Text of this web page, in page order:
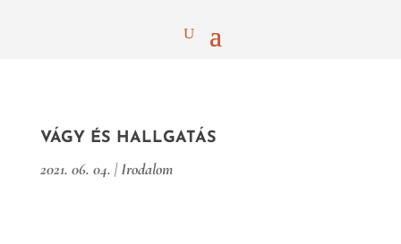
VÁGY ÉS HALLGATÁS
2021. 06. 04. |Irodalom